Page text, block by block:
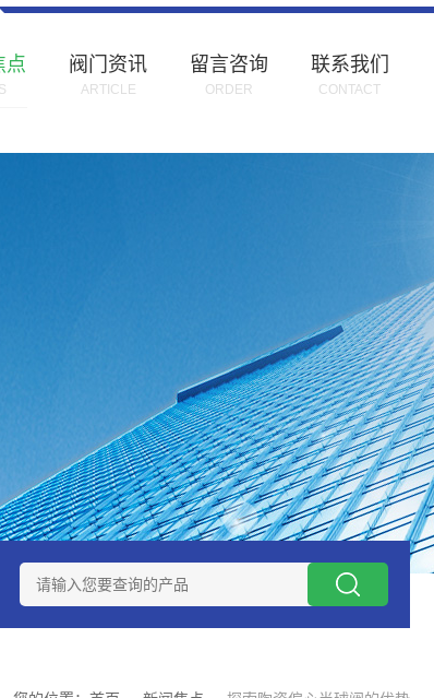
点 阀门资讯
ARTICLE
留言咨询
ORDER
联系我们
CONTACT
气动陶瓷出料阀 陶瓷三通阀 陶瓷偏心半球阀